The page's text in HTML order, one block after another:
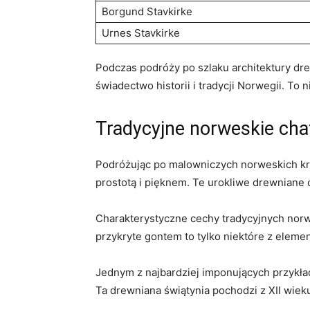
Borgund ​Stavkirke
Urnes Stavkirke
Podczas podróży po szlaku architektury
świadectwo historii⁢ i tradycji ​Norwegii. To
Tradycyjne norweskie
Podróżując po‍ malowniczych​ norweskich
⁢prostotą i pięknem.⁣ Te‍ urokliwe⁤ drewniane
Charakterystyczne⁢ cechy tradycyjnych
przykryte gontem to​ tylko niektóre z
Jednym z najbardziej imponujących
Ta drewniana świątynia pochodzi z XII